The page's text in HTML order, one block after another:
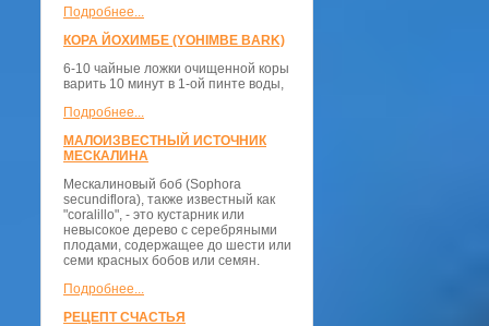
Подробнее...
КОРА ЙОХИМБЕ (YOHIMBE BARK)
6-10 чайные ложки очищенной коры
варить 10 минут в 1-ой пинте воды,
Подробнее...
МАЛОИЗВЕСТНЫЙ ИСТОЧНИК
МЕСКАЛИНА
Мескалиновый боб (Sophora
secundiflora), также известный как
"coralillo", - это кустарник или
невысокое дерево с серебряными
плодами, содержащее до шести или
семи красных бобов или семян.
Подробнее...
РЕЦЕПТ СЧАСТЬЯ